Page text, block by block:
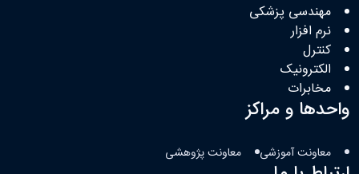
مهندسی پزشکی
نرم افزار
کنترل
الکترونیک
مخابرات
واحدها و مراکز
معاونت آموزشی معاونت پژوهشی